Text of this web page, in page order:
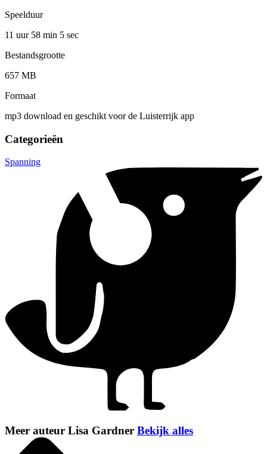
Speelduur
11 uur 58 min 5 sec
Bestandsgrootte
657 MB
Formaat
mp3 download en geschikt voor de Luisterrijk app
Categorieën
Spanning
Meer auteur Lisa Gardner Bekijk alles